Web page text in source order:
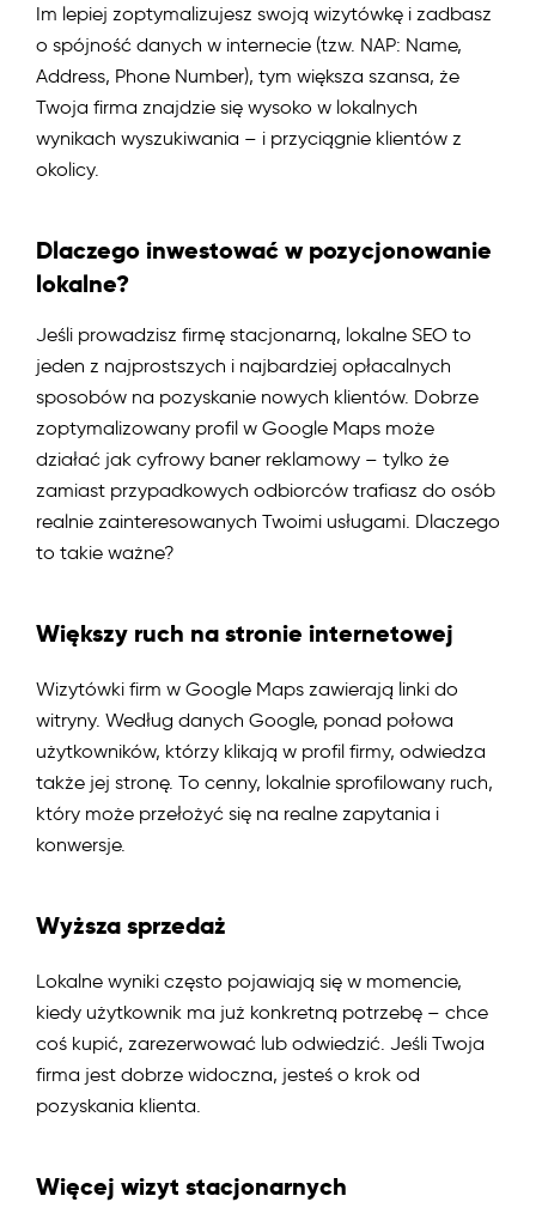
Im lepiej zoptymalizujesz swoją wizytówkę i zadbasz
o spójność danych w internecie (tzw. NAP: Name,
Address, Phone Number), tym większa szansa, że
Twoja firma znajdzie się wysoko w lokalnych
wynikach wyszukiwania – i przyciągnie klientów z
okolicy.
Dlaczego inwestować w pozycjonowanie
lokalne?
Jeśli prowadzisz firmę stacjonarną, lokalne SEO to
jeden z najprostszych i najbardziej opłacalnych
sposobów na pozyskanie nowych klientów. Dobrze
zoptymalizowany profil w Google Maps może
działać jak cyfrowy baner reklamowy – tylko że
zamiast przypadkowych odbiorców trafiasz do osób
realnie zainteresowanych Twoimi usługami. Dlaczego
to takie ważne?
Większy ruch na stronie internetowej
Wizytówki firm w Google Maps zawierają linki do
witryny. Według danych Google, ponad połowa
użytkowników, którzy klikają w profil firmy, odwiedza
także jej stronę. To cenny, lokalnie sprofilowany ruch,
który może przełożyć się na realne zapytania i
konwersje.
Wyższa sprzedaż
Lokalne wyniki często pojawiają się w momencie,
kiedy użytkownik ma już konkretną potrzebę – chce
coś kupić, zarezerwować lub odwiedzić. Jeśli Twoja
firma jest dobrze widoczna, jesteś o krok od
pozyskania klienta.
Więcej wizyt stacjonarnych